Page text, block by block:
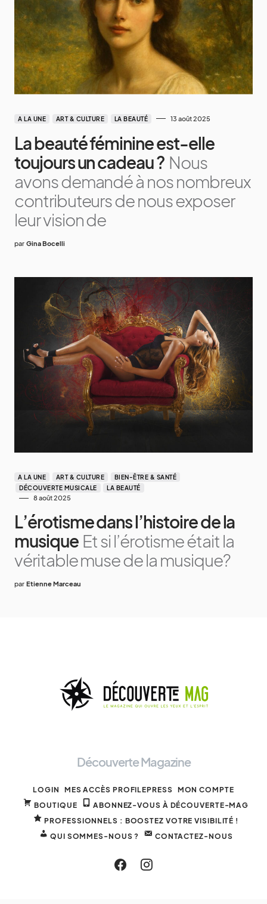
A LA UNE ART & CULTURE LA BEAUTÉ 13 août 2025
La beauté féminine est-elle
toujours un cadeau ? Nous
avons demandé à nos nombreux
contributeurs de nous exposer
leur vision de
par Gina Bocelli
A LA UNE ART & CULTURE
BIEN-ÊTRE & SANTÉ
DÉCOUVERTE MUSICALE
LA BEAUTÉ
8 août 2025
L’érotisme dans l’histoire de la
musique Et si l’érotisme était la
véritable muse de la musique?
par Etienne Marceau
Découverte Magazine
LOGIN MES ACCÈS PROFILEPRESS MON COMPTE
BOUTIQUE
ABONNEZ-VOUS À DÉCOUVERTE-MAG
PROFESSIONNELS : BOOSTEZ VOTRE VISIBILITÉ !
QUI SOMMES-NOUS ?
CONTACTEZ-NOUS